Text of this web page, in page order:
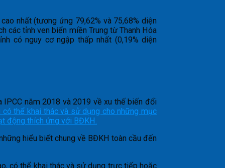
nhất (tương ứng 79,62% và 75,68% diện
các tỉnh ven biển miền Trung từ Thanh Hóa
có nguy cơ ngập thấp nhất (0,19% diện
IPCC năm 2018 và 2019 về xu thế biến đổi
thể khai thác và sử dụng cho những mục
động thích ứng với BĐKH.
hiểu biết chung về BĐKH toàn cầu đến
có thể khai thác và sử dụng trực tiếp hoặc